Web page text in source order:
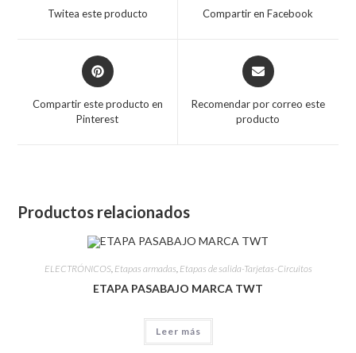
Twitea este producto Compartir en Facebook
Compartir este producto en
Pinterest
Recomendar por correo este
producto
Productos relacionados
ELECTRÓNICOS, Etapas armadas Etapas de salida-Tarjetas-Circuitos
ETAPA PASABAJO MARCA TWT
Leer más